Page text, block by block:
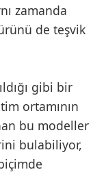
zamanda
de teşvik
gibi bir
ortamının
bu modeller
bulabiliyor,